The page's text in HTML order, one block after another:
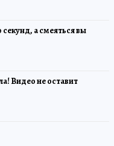
а смеяться вы
Видео не оставит